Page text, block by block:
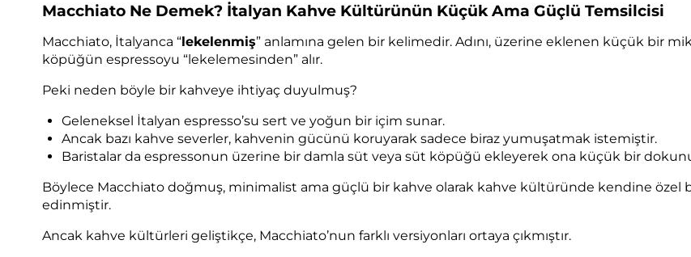
Macchiato Ne Demek? İtalyan Kahve Kültürünün Küçük Ama Güçlü Temsilcisi
Macchiato, İtalyanca “lekelenmiş” anlamına gelen bir kelimedir. Adını, üzerine eklenen küçük bir
köpüğün espressoyu “lekelemesinden” alır.
Peki neden böyle bir kahveye ihtiyaç duyulmuş?
Geleneksel İtalyan espresso’su sert ve yoğun bir içim sunar.
Ancak bazı kahve severler, kahvenin gücünü koruyarak sadece biraz yumuşatmak istemiştir.
Baristalar da espressonun üzerine bir damla süt veya süt köpüğü ekleyerek ona küçük bir
Böylece Macchiato doğmuş, minimalist ama güçlü bir kahve olarak kahve kültüründe kendine özel
edinmiştir.
Ancak kahve kültürleri geliştikçe, Macchiato’nun farklı versiyonları ortaya çıkmıştır.